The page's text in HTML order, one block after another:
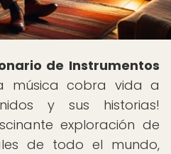
de Instrumentos
música cobra vida a
y sus historias!
exploración de
de todo el mundo,